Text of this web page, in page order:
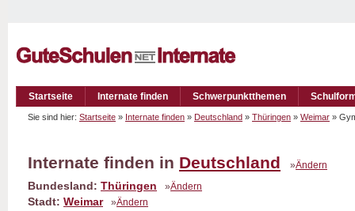
Startseite Internate finden Schwerpunktthemen
Sie sind hier: Startseite » Internate finden » Deutschland » Thüringen » Weimar »
Internate finden in Deutschland »Ändern
Bundesland: Thüringen »Ändern
Stadt: Weimar »Ändern